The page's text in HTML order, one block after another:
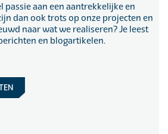
passie aan een aantrekkelijke en
dan ook trots op onze projecten en
naar wat we realiseren? Je leest
en blogartikelen.